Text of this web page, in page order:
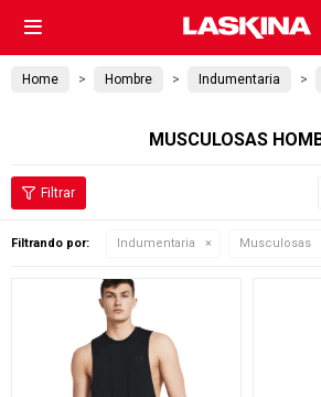

Home Hombre Indumentaria
MUSCULOSAS
Filtrando por: Indumentaria Musculosas